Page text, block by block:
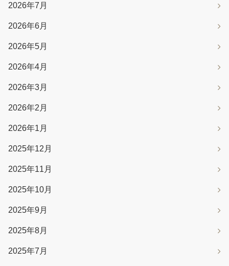
2026年7月
2026年6月
2026年5月
2026年4月
2026年3月
2026年2月
2026年1月
2025年12月
2025年11月
2025年10月
2025年9月
2025年8月
2025年7月